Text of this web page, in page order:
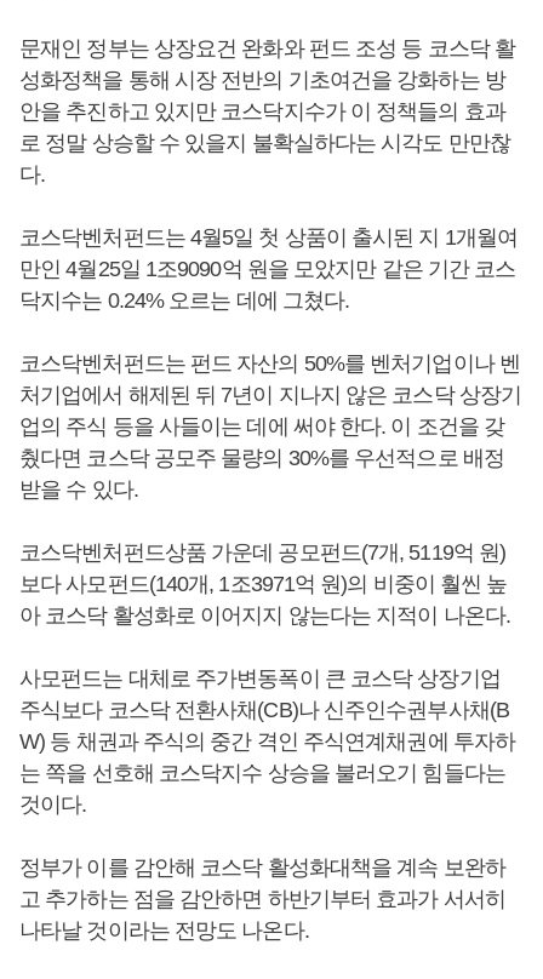
문재인 정부는 상장요건 완화와 펀드 조성 등 코스닥 활
성화정책을 통해 시장 전반의 기초여건을 강화하는 방
안을 추진하고 있지만 코스닥지수가 이 정책들의 효과
로 정말 상승할 수 있을지 불확실하다는 시각도 만만찮
다.
코스닥벤처펀드는 4월5일 첫 상품이 출시된 지 1개월여
만인 4월25일 1조9090억 원을 모았지만 같은 기간 코스
닥지수는 0.24% 오르는 데에 그쳤다.
코스닥벤처펀드는 펀드 자산의 50%를 벤처기업이나 벤
처기업에서 해제된 뒤 7년이 지나지 않은 코스닥 상장기
업의 주식 등을 사들이는 데에 써야 한다. 이 조건을 갖
췄다면 코스닥 공모주 물량의 30%를 우선적으로 배정
받을 수 있다.
코스닥벤처펀드상품 가운데 공모펀드(7개, 5119억 원)
보다 사모펀드(140개, 1조3971억 원)의 비중이 훨씬 높
아 코스닥 활성화로 이어지지 않는다는 지적이 나온다.
사모펀드는 대체로 주가변동폭이 큰 코스닥 상장기업
주식보다 코스닥 전환사채(CB)나 신주인수권부사채(B
W) 등 채권과 주식의 중간 격인 주식연계채권에 투자하
는 쪽을 선호해 코스닥지수 상승을 불러오기 힘들다는
것이다.
정부가 이를 감안해 코스닥 활성화대책을 계속 보완하
고 추가하는 점을 감안하면 하반기부터 효과가 서서히
나타날 것이라는 전망도 나온다.